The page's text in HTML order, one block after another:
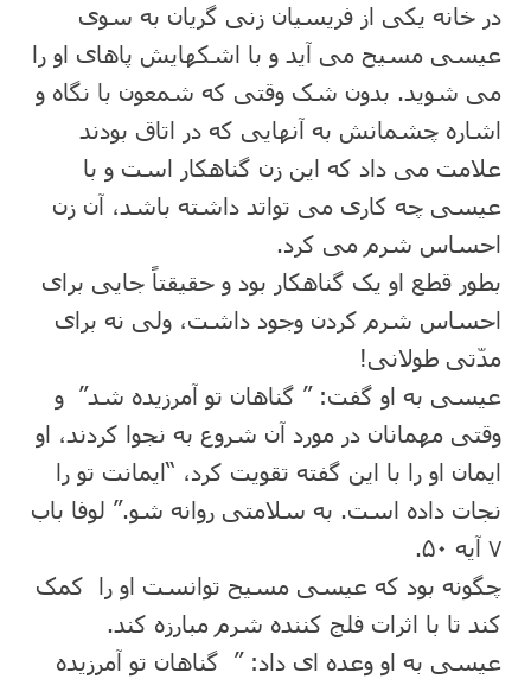
در خانه یکی از فریسیان زنی گریان به سوی
عیسی مسیح می آید و با اشکهایش پاهای او را
می شوید. بدون شک وقتی که شمعون با نگاه و
اشاره چشمانش به آنهایی که در اتاق بودند
علامت می داد که این زن گناهکار است و با
عیسی چه کاری می تواتد داشته باشد، آن زن
احساس شرم می کرد.
بطور قطع او یک گناهکار بود و حقیقتاً جایی برای
احساس شرم کردن وجود داشت، ولی نه برای
مدّتی طولانی!
عیسی به او گفت: ” گناهان تو آمرزیده شد” و
وقتی مهمانان در مورد آن شروع به نجوا کردند، او
ایمان او را با این گفته تقویت کرد، “ایمانت تو را
نجات داده است. به سلامتی روانه شو.” لوفا باب
۷ آیه ۵۰.
چگونه بود که عیسی مسیح توانست او را کمک
کند تا با اثرات فلج کننده شرم مبارزه کند.
عیسی به او وعده ای داد: ” گناهان تو آمرزیده